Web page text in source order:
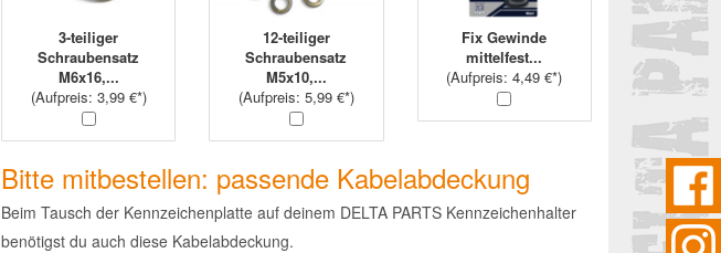
3-teiliger
Schraubensatz
M6x16,...
(Aufpreis: 3,99 €*)
12-teiliger
Schraubensatz
M5x10,...
(Aufpreis: 5,99 €*)
Fix Gewinde
mittelfest...
(Aufpreis: 4,49 €*)
Bitte mitbestellen: passende Kabelabdeckung
Beim Tausch der Kennzeichenplatte auf deinem DELTA PARTS Kennzeichenhalter
benötigst du auch diese Kabelabdeckung.